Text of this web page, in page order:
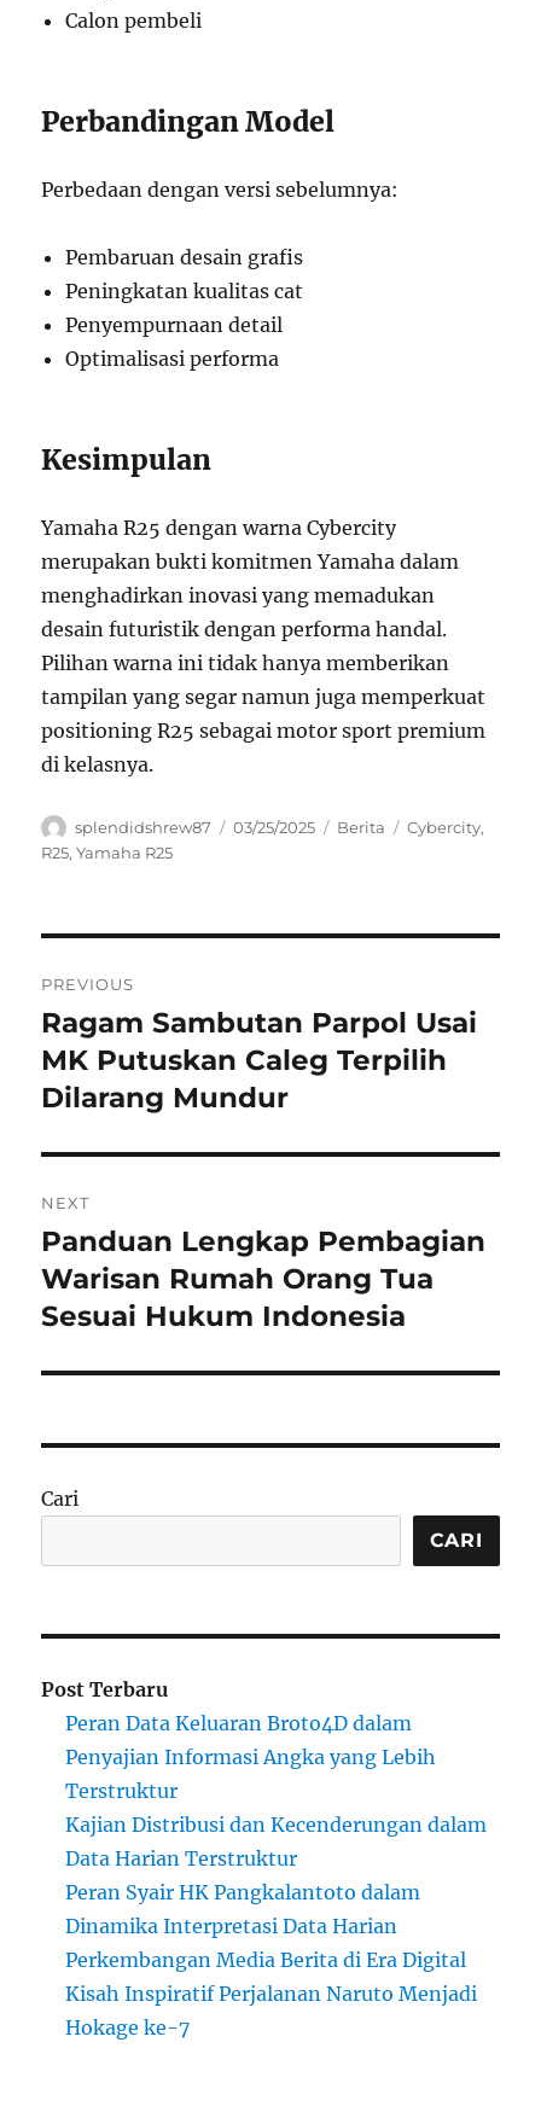
Calon pembeli
Perbandingan Model
Perbedaan dengan versi sebelumnya:
Pembaruan desain grafis
Peningkatan kualitas cat
Penyempurnaan detail
Optimalisasi performa
Kesimpulan
Yamaha R25 dengan warna Cybercity
merupakan bukti komitmen Yamaha dalam
menghadirkan inovasi yang memadukan
desain futuristik dengan performa handal.
Pilihan warna ini tidak hanya memberikan
tampilan yang segar namun juga memperkuat
positioning R25 sebagai motor sport premium
di kelasnya.
Author
splendidshrew87
Posted
03/25/2025 Categories
Berita Tags
Cybercity,
R25,Yamaha R25
pos
PREVIOUS
Previous
post:
Ragam Sambutan Parpol Usai
MK Putuskan Caleg Terpilih
Dilarang Mundur
NEXT
Next
post:
Panduan Lengkap Pembagian
Warisan Rumah Orang Tua
Sesuai Hukum Indonesia
Cari
CARI
Post Terbaru
Peran Data Keluaran Broto4D dalam
Penyajian Informasi Angka yang Lebih
Terstruktur
Kajian Distribusi dan Kecenderungan dalam
Data Harian Terstruktur
Peran Syair HK Pangkalantoto dalam
Dinamika Interpretasi Data Harian
Perkembangan Media Berita di Era Digital
Kisah Inspiratif Perjalanan Naruto Menjadi
Hokage ke-7